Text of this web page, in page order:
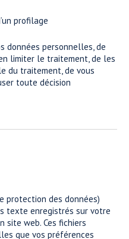
profilage
données personnelles, de
limiter le traitement, de les
du traitement, de vous
toute décision
protection des données)
texte enregistrés sur votre
site web. Ces fichiers
que vos préférences